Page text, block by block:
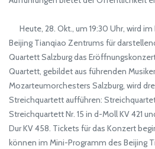
Heute, 28. Okt., um 19:30 Uhr, wird
Beijing Tianqiao Zentrums für
Quartett Salzburg das
Quartett, gebildet aus führenden
Mozarteumorchesters Salzburg, wird
Streichquartett aufführen:
Streichquartett Nr. 15 in d-Moll KV 421
Dur KV 458. Tickets für das Konzert
können im Mini-Programm des Beijing